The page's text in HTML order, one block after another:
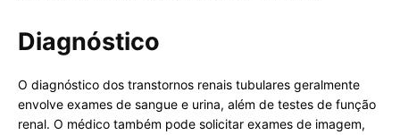
Diagnóstico
O diagnóstico dos transtornos renais tubulares geralmente
envolve exames de sangue e urina, além de testes de função
renal. O médico também pode solicitar exames de imagem,